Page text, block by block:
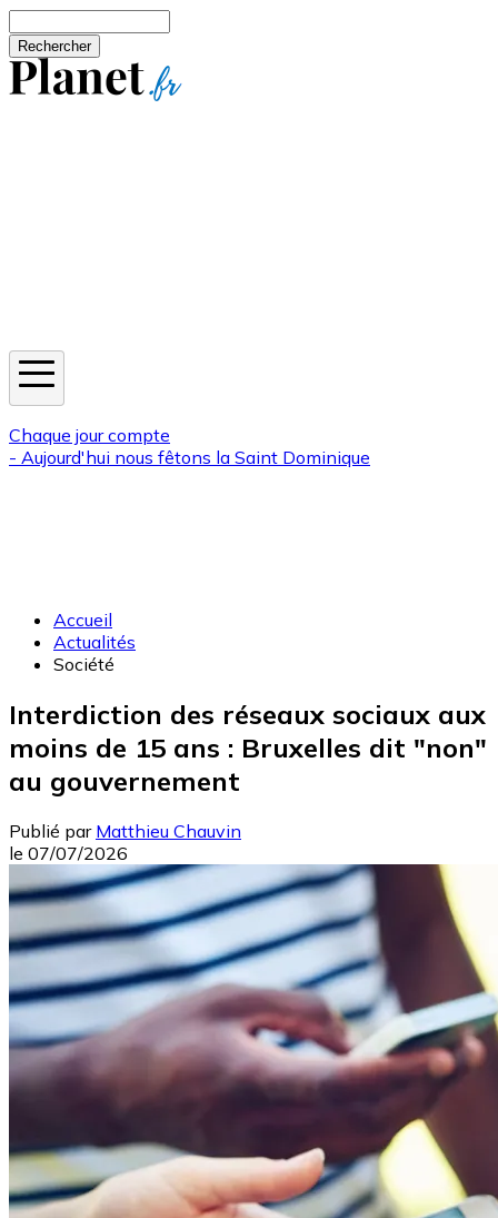
Chaque jour compte
- Aujourd'hui nous fêtons la Saint Dominique
Accueil
Actualités
Société
Interdiction des réseaux sociaux aux
moins de 15 ans : Bruxelles dit "non"
au gouvernement
Publié par Matthieu Chauvin
le 07/07/2026